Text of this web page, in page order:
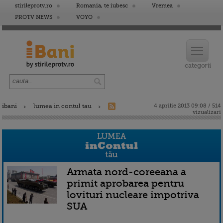
stirileprotv.ro Romania, te iubesc
Vremea
PROTV NEWS
VOYO
ibani lumea in contul tau
4 aprilie 2013 09:08 / 514
vizualizari
Armata nord-coreeana a
primit aprobarea pentru
lovituri nucleare impotriva
SUA